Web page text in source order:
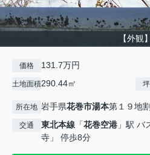
【外観】
価格 131.7万円
土地面積290.44㎡
所在地 岩手県花巻市湯本第１９地割
交通 東北本線 「花巻空港 」駅 バ
寺」 停歩8分